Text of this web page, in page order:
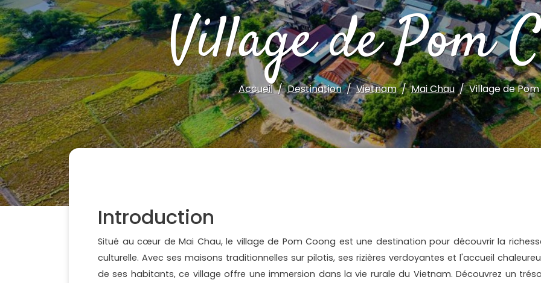
Village de Pom
Accueil Destination Vietnam Mai Chau Village de
Introduction
Situé au cœur de Mai Chau, le village de Pom Coong est une destination pour découvrir la
culturelle. Avec ses maisons traditionnelles sur pilotis, ses rizières verdoyantes et l'accueil
de ses habitants, ce village offre une immersion dans la vie rurale du Vietnam. Découvrez un